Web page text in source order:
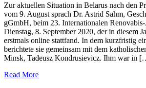
Zur aktuellen Situation in Belarus nach den
vom 9. August sprach Dr. Astrid Sahm,
gGmbH, beim 23. Internationalen Renovabis-
Dienstag, 8. September 2020, der in diesem
erstmals online stattfand. In dem kurzfristig
berichtete sie gemeinsam mit dem
Minsk, Tadeusz Kondrusievicz. Ihm war in
Read More